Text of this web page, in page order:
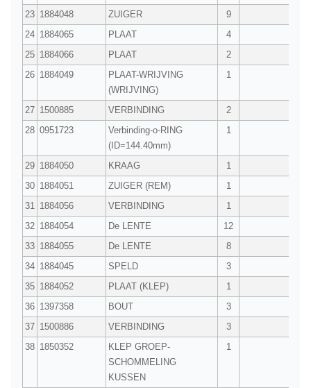
23 1884048 ZUIGER
9
24 1884065 PLAAT
4
25 1884066 PLAAT
2
26 1884049
PLAAT-WRIJVING
(WRIJVING)
1
27 1500885 VERBINDING
2
28 0951723
Verbinding-o-RING
(ID=144.40mm)
1
29 1884050 KRAAG
1
30 1884051 ZUIGER (REM)
1
31
1884056 VERBINDING
1
32 1884054 De LENTE
12
33 1884055 De LENTE
8
34 1884045 SPELD
3
35 1884052 PLAAT (KLEP)
1
36 1397358 BOUT
3
37 1500886 VERBINDING
3
38 1850352
KLEP GROEP-
SCHOMMELING
KUSSEN
1